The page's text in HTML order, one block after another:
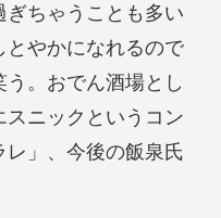
ちゃうことも多い
やかになれるので
。おでん酒場とし
ニックというコン
」、今後の飯泉氏